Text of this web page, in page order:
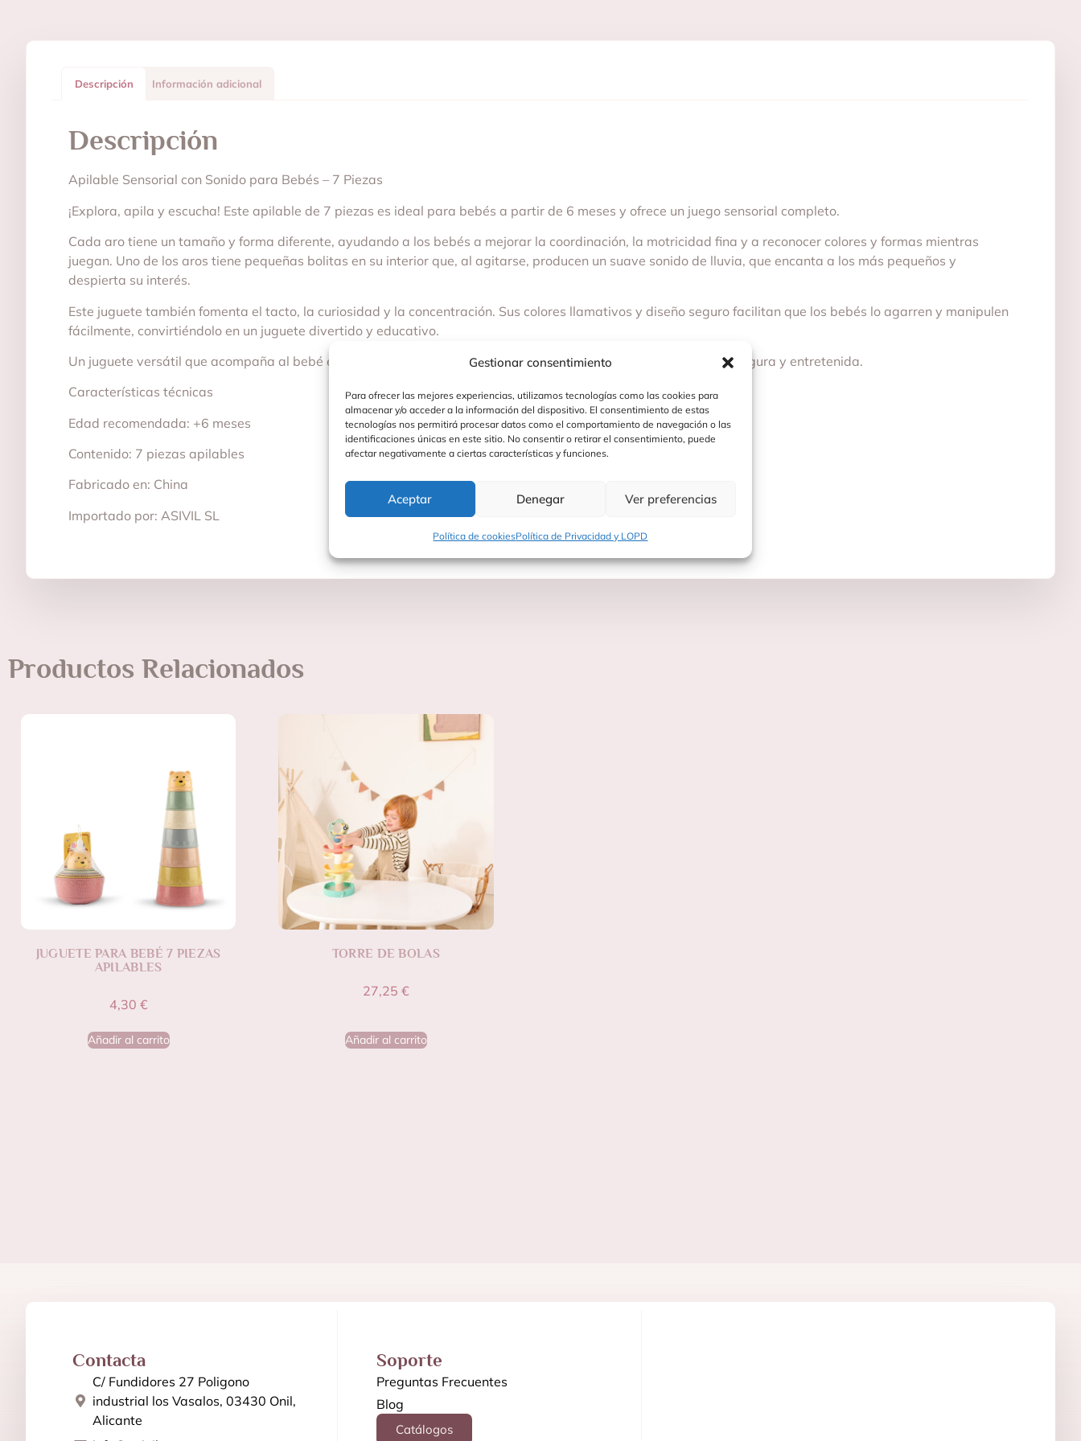
Gestionar consentimiento
Para ofrecer las mejores experiencias, utilizamos tecnologías como las cookies para
almacenar y/o acceder a la información del dispositivo. El consentimiento de estas
tecnologías nos permitirá procesar datos como el comportamiento de navegación o las
identificaciones únicas en este sitio. No consentir o retirar el consentimiento, puede
afectar negativamente a ciertas características y funciones.
Aceptar Denegar Ver preferencias
Política de cookiesPolítica de Privacidad y LOPD
Descripción Información adicional
Descripción
Apilable Sensorial con Sonido para Bebés – 7 Piezas
¡Explora, apila y escucha! Este apilable de 7 piezas es ideal para bebés a partir de 6 meses y ofrece un juego sensorial completo.
Cada aro tiene un tamaño y forma diferente, ayudando a los bebés a mejorar la coordinación, la motricidad fina y a reconocer colores y formas mientras
juegan. Uno de los aros tiene pequeñas bolitas en su interior que, al agitarse, producen un suave sonido de lluvia, que encanta a los más pequeños y
despierta su interés.
Este juguete también fomenta el tacto, la curiosidad y la concentración. Sus colores llamativos y diseño seguro facilitan que los bebés lo agarren y manipulen
fácilmente, convirtiéndolo en un juguete divertido y educativo.
Un juguete versátil que acompaña al bebé en su desarrollo, ayudándole a aprender mientras juega de manera segura y entretenida.
Características técnicas
Edad recomendada: +6 meses
Contenido: 7 piezas apilables
Fabricado en: China
Importado por: ASIVIL SL
Productos Relacionados
JUGUETE PARA BEBÉ 7 PIEZAS
APILABLES
4,30 €
Añadir al carrito
TORRE DE BOLAS
27,25 €
Añadir al carrito
Contacta
C/ Fundidores 27 Poligono
industrial los Vasalos, 03430 Onil,
Alicante
Soporte
Preguntas Frecuentes
Blog
Catálogos